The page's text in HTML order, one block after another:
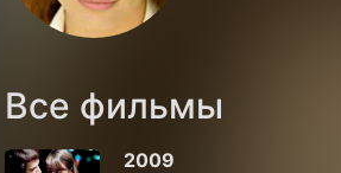
Все фильмы
2009